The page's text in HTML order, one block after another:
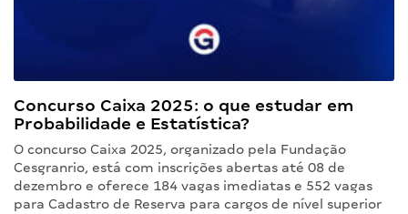
Concurso Caixa 2025: o que estudar em
Probabilidade e Estatística?
O concurso Caixa 2025, organizado pela Fundação
Cesgranrio, está com inscrições abertas até 08 de
dezembro e oferece 184 vagas imediatas e 552 vagas
para Cadastro de Reserva para cargos de nível superior